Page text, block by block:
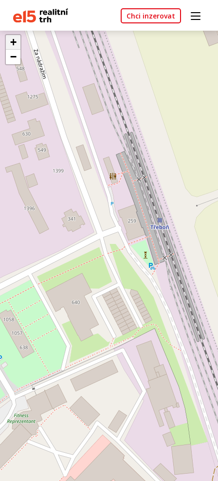
Chci inzerovat
+
−